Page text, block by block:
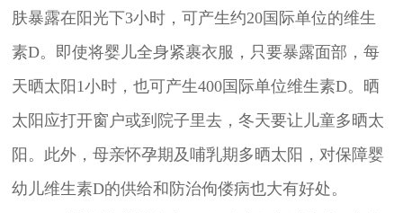
肤暴露在阳光下3小时，可产生约20国际单位的维生
素D。即使将婴儿全身紧裹衣服，只要暴露面部，每
天晒太阳1小时，也可产生400国际单位维生素D。晒
太阳应打开窗户或到院子里去，冬天要让儿童多晒太
阳。此外，母亲怀孕期及哺乳期多晒太阳，对保障婴
幼儿维生素D的供给和防治佝偻病也大有好处。